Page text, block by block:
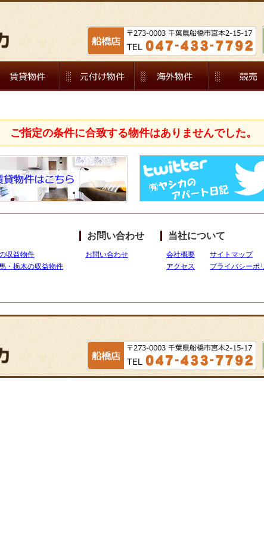
ご指定の条件に合致する物件はありませんでした。
収益物件
・栃木の収益物件
お問い合わせ
お問い合わせ
当社について
会社概要
サイトマップ
アクセス
プライバシーポ